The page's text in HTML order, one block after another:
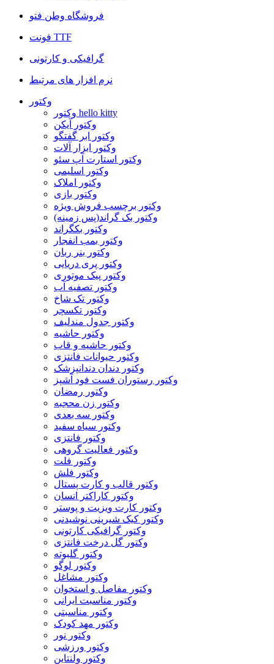
فروشگاه وطن فتو
فونت TTF
گرافیکی و کارتونی
نرم افزار های مرتبط
وکتور
وکتور hello kitty
وکتور آیکن
وکتور ابر گفتگو
وکتور ابزار آلات
وکتور استارت آپ سئو
وکتور اسلیمی
وکتور املاک
وکتور بازی
وکتور برچسب فروش ویژه
وکتور بک گراند(پس زمینه)
وکتور بکگراند
وکتور بمب انفجار
وکتور بنر ربان
وکتور پری دریایی
وکتور پیک موتوری
وکتور تصفیه آب
وکتور تک شاخ
وکتور تکسچر
وکتور جدول مندلیف
وکتور حاشیه
وکتور حاشیه و قاب
وکتور حیوانات فانتزی
وکتور دندان دندانپزشک
وکتور رستوران فست فود آشپز
وکتور رمضان
وکتور زن محجبه
وکتور سه بعدی
وکتور سیاه سفید
وکتور فانتزی
وکتور فعالیت گروهی
وکتور فلت
وکتور فلش
وکتور قالب و کارت پستال
وکتور کاراکتر انسان
وکتور کارت ویزیت و پوستر
وکتور کیک شیرینی نوشیدنی
وکتور گرافیکی کارتونی
وکتور گل درخت فانتزی
وکتور گلبوته
وکتور لوگو
وکتور مشاغل
وکتور مفاصل و استخوان
وکتور مناسبت ایرانی
وکتور مناسبتی
وکتور مهد کودک
وکتور نور
وکتور ورزشی
وکتور ولنتاین